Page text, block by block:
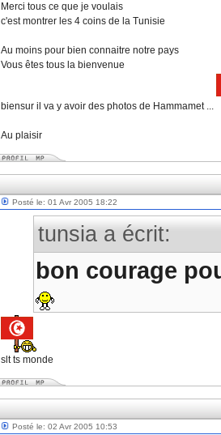
Merci tous ce que je voulais
c'est montrer les 4 coins de la Tunisie
Au moins pour bien connaitre notre pays
Vous êtes tous la bienvenue
biensur il va y avoir des photos de Hammamet ...
Au plaisir
Posté le: 01 Avr 2005 18:22
tunsia a écrit:
bon courage
slt ts monde
Posté le: 02 Avr 2005 10:53